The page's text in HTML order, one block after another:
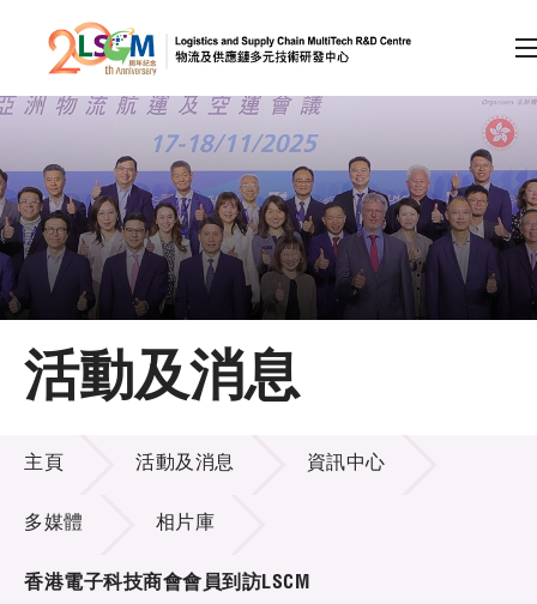
跳到內容（按回車鍵）
會員登入
A A EN 繁 简
主頁
關於LSCM
技術商品化
項目及資助計劃
活動及消息
活動及消息
主頁 活動及消息 資訊中心
多媒體 相片庫
香港電子科技商會會員到訪LSCM